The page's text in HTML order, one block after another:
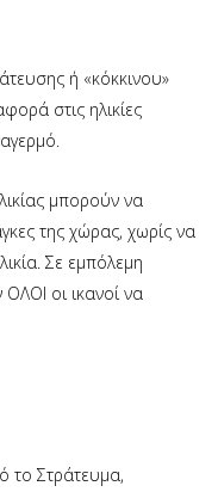
ή «κόκκινου»
στις ηλικίες
μπορούν να
της χώρας, χωρίς να
Σε εμπόλεμη
οι ικανοί να
το Στράτευμα,